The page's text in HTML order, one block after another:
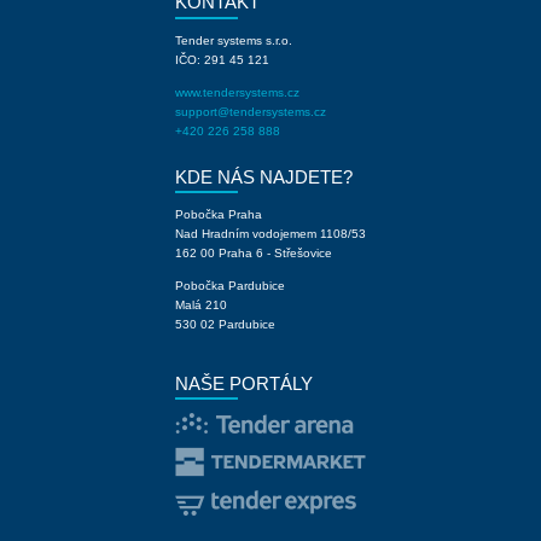
Tender systems s.r.o.
IČO: 291 45 121
www.tendersystems.cz
support@tendersystems.cz
+420 226 258 888
KDE NÁS NAJDETE?
Pobočka Praha
Nad Hradním vodojemem 1108/53
162 00 Praha 6 - Střešovice
Pobočka Pardubice
Malá 210
530 02 Pardubice
NAŠE PORTÁLY